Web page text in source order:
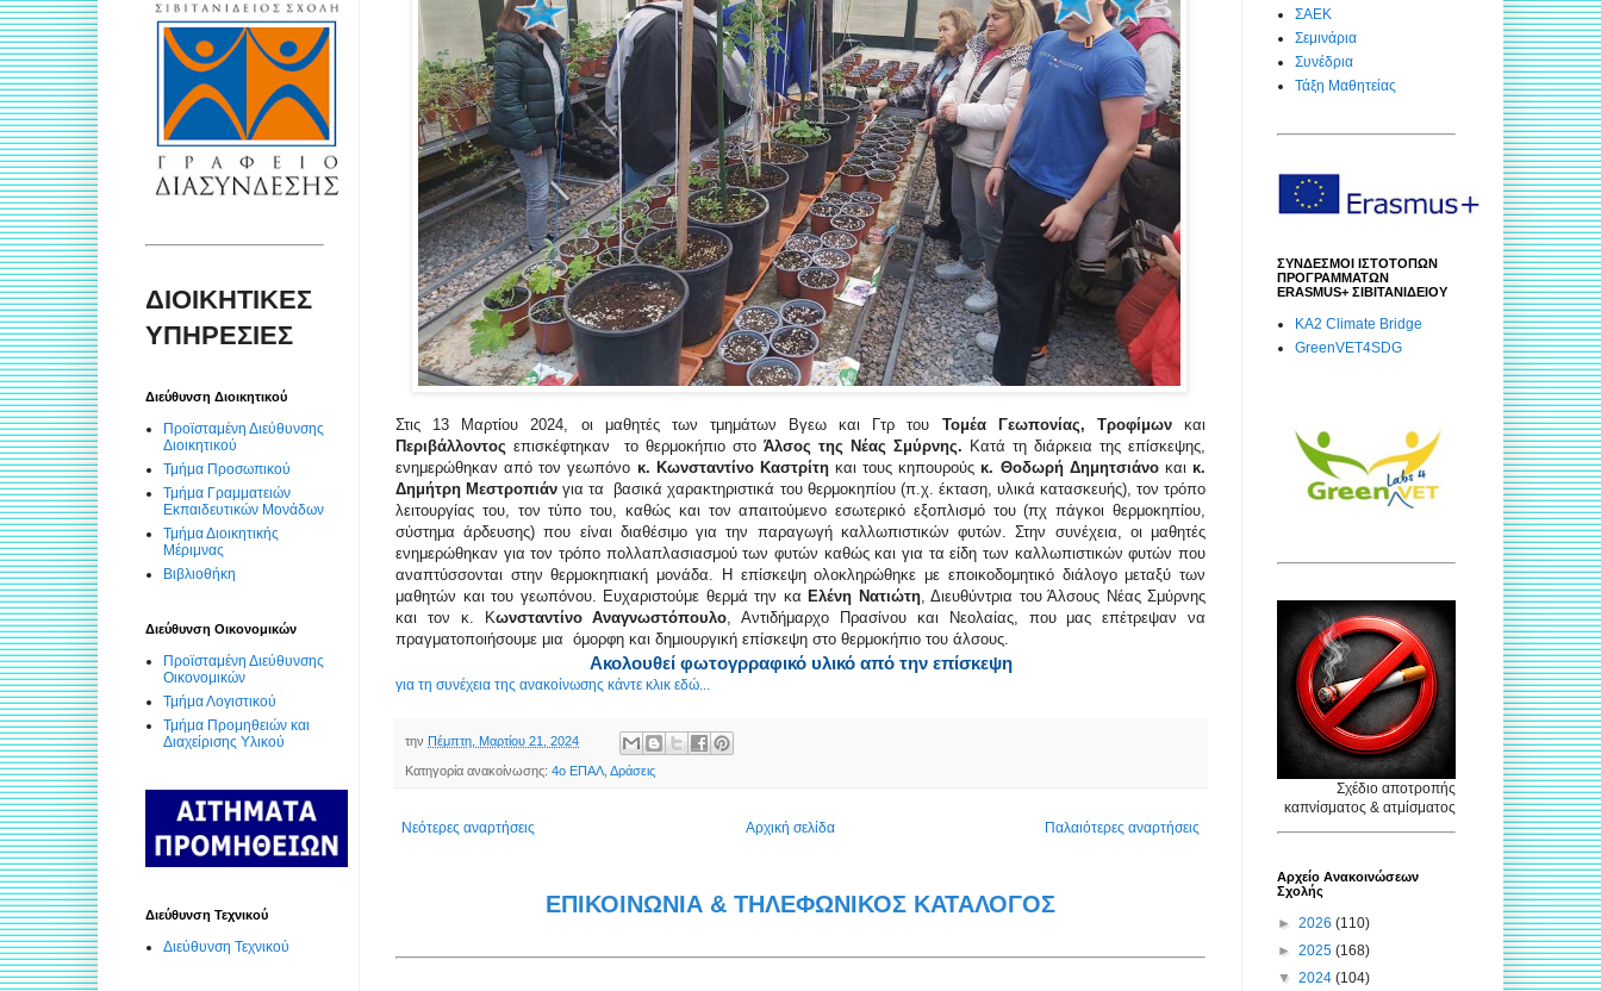
Στις 13 Μαρτίου 2024, οι μαθητές των τμημάτων Βγεω και Γτρ του Τομέα Γεωπονίας, Τροφίμωνκαι
Περιβάλλοντος επισκέφτηκαν το θερμοκήπιο στο Άλσος της Νέας Σμύρνης. Κατά τη διάρκεια της επίσκεψης,
ενημερώθηκαν από τον γεωπόνο κ. Κωνσταντίνο Καστρίτηκαι τους κηπουρούς κ. Θοδωρή Δημητσιάνοκαι κ.
Δημήτρη Μεστροπιάν για τα βασικά χαρακτηριστικά του θερμοκηπίου (π.χ. έκταση, υλικά κατασκευής), τον τρόπο
λειτουργίας του, τον τύπο του, καθώς και τον απαιτούμενο εσωτερικό εξοπλισμό του (πχ πάγκοι θερμοκηπίου,
σύστημα άρδευσης) που είναι διαθέσιμο για την παραγωγή καλλωπιστικών φυτών. Στην συνέχεια, οι μαθητές
ενημερώθηκαν για τον τρόπο πολλαπλασιασμού των φυτών καθώς και για τα είδη των καλλωπιστικών φυτών που
αναπτύσσονται στην θερμοκηπιακή μονάδα. H επίσκεψη ολοκληρώθηκε με εποικοδομητικό διάλογο μεταξύ των
μαθητών και του γεωπόνου. Ευχαριστούμε θερμά την κα Ελένη Νατιώτη, Διευθύντρια του Άλσους Νέας Σμύρνης
και τον κ. Κωνσταντίνο Αναγνωστόπουλο, Αντιδήμαρχο Πρασίνου και Νεολαίας, που μας επέτρεψαν να
πραγματοποιήσουμε μια όμορφη και δημιουργική επίσκεψη στο θερμοκήπιο του άλσους.
Ακολουθεί φωτογρραφικό υλικό από την επίσκεψη
για τη συνέχεια της ανακοίνωσης κάντε κλικ εδώ...
την Πέμπτη, Μαρτίου 21, 2024
Κατηγορία ανακοίνωσης: 4ο ΕΠΑΛ Δράσεις
Νεότερες αναρτήσεις Παλαιότερες αναρτήσεις
Αρχική σελίδα
ΕΠΙΚΟΙΝΩΝΙΑ & ΤΗΛΕΦΩΝΙΚΟΣ ΚΑΤΑΛΟΓΟΣ
ΔΙΟΙΚΗΤΙΚΕΣ
ΥΠΗΡΕΣΙΕΣ
Διεύθυνση Διοικητικού
Προϊσταμένη Διεύθυνσης
Διοικητικού
Τμήμα Προσωπικού
Τμήμα Γραμματειών
Εκπαιδευτικών Μονάδων
Τμήμα Διοικητικής
Μέριμνας
Βιβλιοθήκη
Διεύθυνση Οικονομικών
Προϊσταμένη Διεύθυνσης
Οικονομικών
Τμήμα Λογιστικού
Τμήμα Προμηθειών και
Διαχείρισης Υλικού
Διεύθυνση Τεχνικού
Διεύθυνση Τεχνικού
ΣΑΕΚ
Σεμινάρια
Συνέδρια
Τάξη Μαθητείας
ΣΥΝΔΕΣΜΟΙ ΙΣΤΟΤΟΠΩΝ
ΠΡΟΓΡΑΜΜΑΤΩΝ
ERASMUS+ ΣΙΒΙΤΑΝΙΔΕΙΟΥ
KA2 Climate Bridge
GreenVET4SDG
Σχέδιο αποτροπής
καπνίσματος & ατμίσματος
Αρχείο Ανακοινώσεων
Σχολής
► 2026 (110)
► 2025 (168)
▼ 2024 (104)